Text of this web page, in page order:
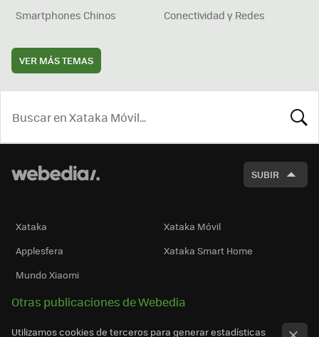
Smartphones Chinos
Conectividad y Redes
VER MÁS TEMAS
SUBIR
Xataka
Xataka Móvil
Applesfera
Xataka Smart Home
Mundo Xiaomi
Otras publicaciones de Webedia
Utilizamos cookies de terceros para generar estadísticas